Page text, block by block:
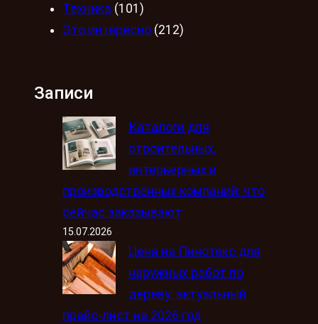
Техника (101)
Это интересно (212)
Записи
Каталоги для
строительных,
интерьерных и
производственных компаний: что
сейчас заказывают
15.07.2026
Цена на Пинотекс для
наружных работ по
дереву: актуальный
прайс-лист на 2026 год